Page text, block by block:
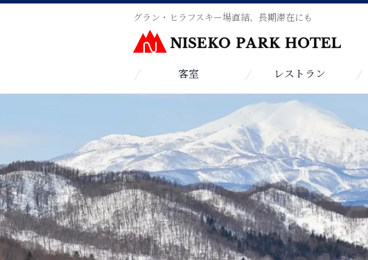
グラン・ヒラフスキー場直結、長期滞在にも
客室 レストラン